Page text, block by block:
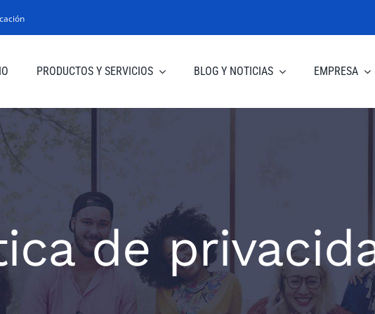
PRODUCTOS Y SERVICIOS BLOG Y NOTICIAS EMPRESA
de